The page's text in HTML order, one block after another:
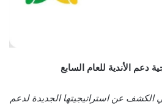
دعم الأندية للعام السابع
الكشف عن استراتيجيتها الجديدة لدعم